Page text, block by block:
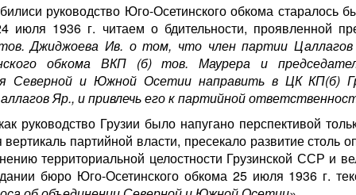
руководство Юго-Осетинского обкома
июля 1936 г. читаем о бдительности, проявленной
Джиджоева Ив. о том, что член партии
обкома ВКП (б) тов. Маурера и
Северной и Южной Осетии направить в ЦК КП(б)
Яр., и привлечь его к партийной
руководство Грузии было напугано перспективой
вертикаль партийной власти, пресекало развитие
территориальной целостности Грузинской ССР и
бюро Юго-Осетинского обкома 25 июля 1936 г.